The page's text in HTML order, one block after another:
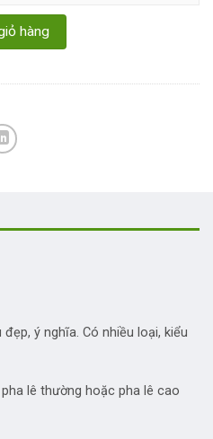
hàng
ý nghĩa. Có nhiều loại, kiểu
lê thường hoặc pha lê cao